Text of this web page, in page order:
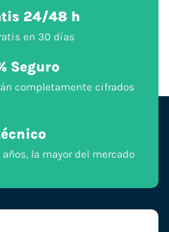
24/48 h
en 30 días
Seguro
completamente cifrados
la mayor del mercado